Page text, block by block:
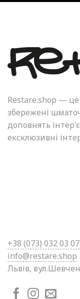
Restare.shop —
збережені
доповнять
ексклюзивні
+38 (073) 032 03 07
info@restare.shop
Львів,